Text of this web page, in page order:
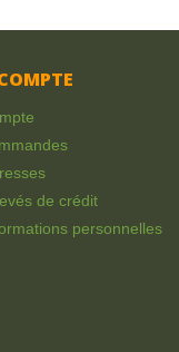
de crédit
personnelles